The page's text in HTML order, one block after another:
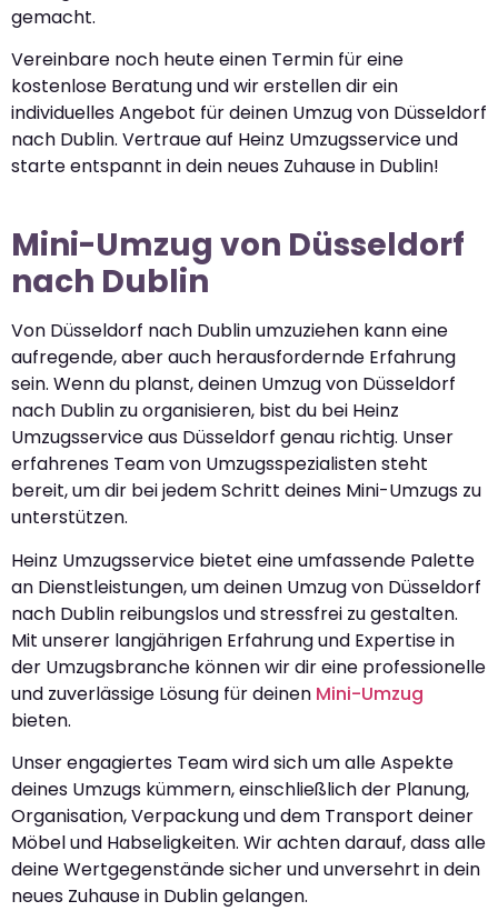
gemacht.
Vereinbare noch heute einen Termin für eine
kostenlose Beratung und wir erstellen dir ein
individuelles Angebot für deinen Umzug von Düsseldorf
nach Dublin. Vertraue auf Heinz Umzugsservice und
starte entspannt in dein neues Zuhause in Dublin!
Mini-Umzug von Düsseldorf
nach Dublin
Von Düsseldorf nach Dublin umzuziehen kann eine
aufregende, aber auch herausfordernde Erfahrung
sein. Wenn du planst, deinen Umzug von Düsseldorf
nach Dublin zu organisieren, bist du bei Heinz
Umzugsservice aus Düsseldorf genau richtig. Unser
erfahrenes Team von Umzugsspezialisten steht
bereit, um dir bei jedem Schritt deines Mini-Umzugs zu
unterstützen.
Heinz Umzugsservice bietet eine umfassende Palette
an Dienstleistungen, um deinen Umzug von Düsseldorf
nach Dublin reibungslos und stressfrei zu gestalten.
Mit unserer langjährigen Erfahrung und Expertise in
der Umzugsbranche können wir dir eine professionelle
und zuverlässige Lösung für deinen Mini-Umzug
bieten.
Unser engagiertes Team wird sich um alle Aspekte
deines Umzugs kümmern, einschließlich der Planung,
Organisation, Verpackung und dem Transport deiner
Möbel und Habseligkeiten. Wir achten darauf, dass alle
deine Wertgegenstände sicher und unversehrt in dein
neues Zuhause in Dublin gelangen.